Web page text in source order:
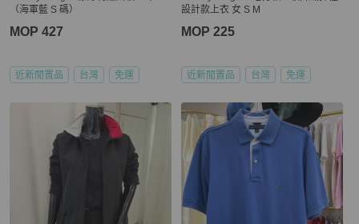
（海軍藍 S 碼）
MOP 427
近新閒置品 台灣 免運
設計款上衣 女 S M
MOP 225
近新閒置品 台灣 免運